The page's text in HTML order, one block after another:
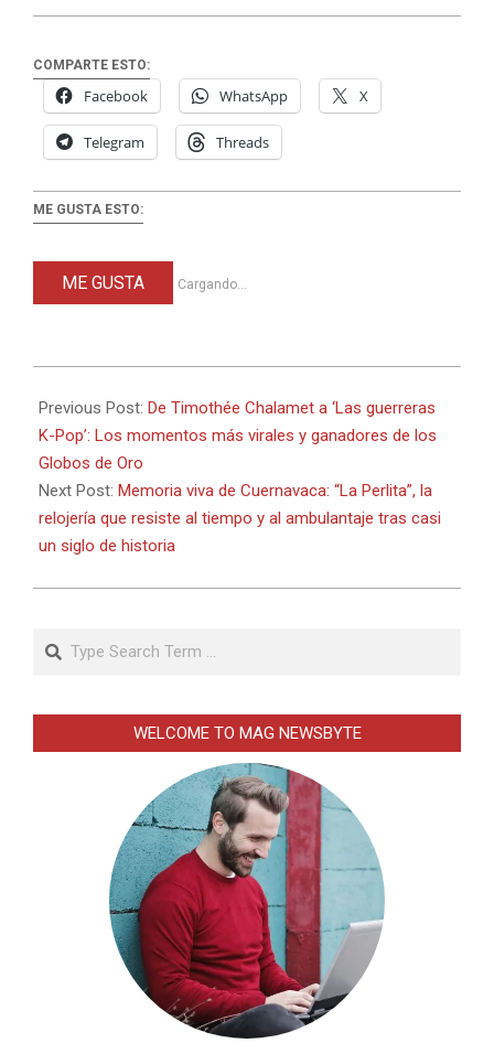
COMPARTE ESTO:
Facebook WhatsApp X
Telegram Threads
ME GUSTA ESTO:
ME GUSTA Cargando...
07-
02
Previous Post: De Timothée Chalamet a ‘Las guerreras
K-Pop’: Los momentos más virales y ganadores de los
Globos de Oro
Next Post: Memoria viva de Cuernavaca: “La Perlita”, la
relojería que resiste al tiempo y al ambulantaje tras casi
un siglo de historia
Search
WELCOME TO MAG NEWSBYTE